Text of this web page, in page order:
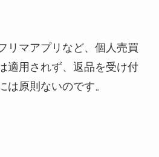
リマアプリなど、個人売買
適用されず、返品を受け付
は原則ないのです。